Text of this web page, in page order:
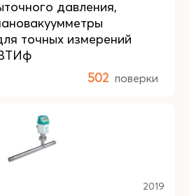
давления,
точных измерений
502 поверки
2019